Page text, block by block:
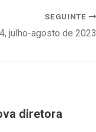
SEGUINTE
julho-agosto de 2023
diretora